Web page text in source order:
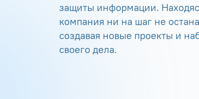
защиты информации.
компания ни на шаг не
создавая новые проекты и
своего дела.